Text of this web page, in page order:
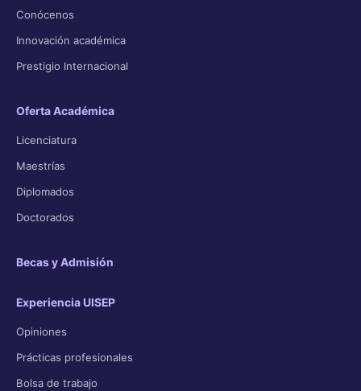
Conócenos
Innovación académica
Prestigio Internacional
Oferta Académica
Licenciatura
Maestrías
Diplomados
Doctorados
Becas y Admisión
Experiencia UISEP
Opiniones
Prácticas profesionales
Bolsa de trabajo